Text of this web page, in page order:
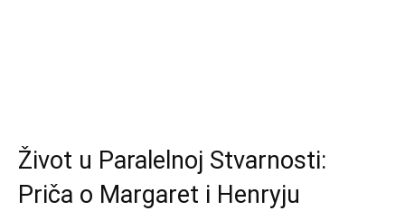
Život u Paralelnoj Stvarnosti:
Priča o Margaret i Henryju